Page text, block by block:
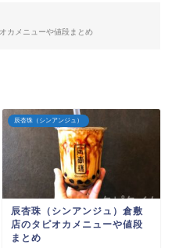
カメニューや値段まとめ
辰杏珠（シンアンジュ）
辰杏珠（シンアンジュ）倉敷
店のタピオカメニューや値段
まとめ